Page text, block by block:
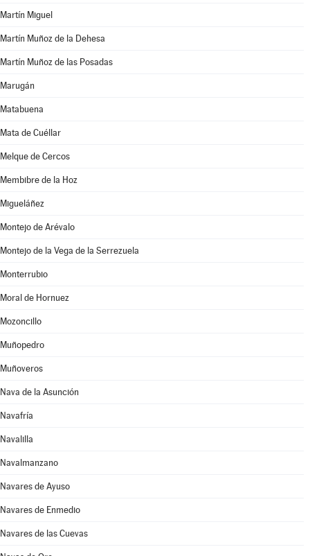
Martín Miguel
Martín Muñoz de la Dehesa
Martín Muñoz de las Posadas
Marugán
Matabuena
Mata de Cuéllar
Melque de Cercos
Membibre de la Hoz
Migueláñez
Montejo de Arévalo
Montejo de la Vega de la Serrezuela
Monterrubio
Moral de Hornuez
Mozoncillo
Muñopedro
Muñoveros
Nava de la Asunción
Navafría
Navalilla
Navalmanzano
Navares de Ayuso
Navares de Enmedio
Navares de las Cuevas